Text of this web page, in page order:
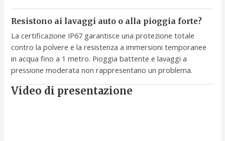
Resistono ai lavaggi auto o alla pioggia forte?
La certificazione IP67 garantisce una protezione totale
contro la polvere e la resistenza a immersioni temporanee
in acqua fino a 1 metro. Pioggia battente e lavaggi a
pressione moderata non rappresentano un problema.
Video di presentazione